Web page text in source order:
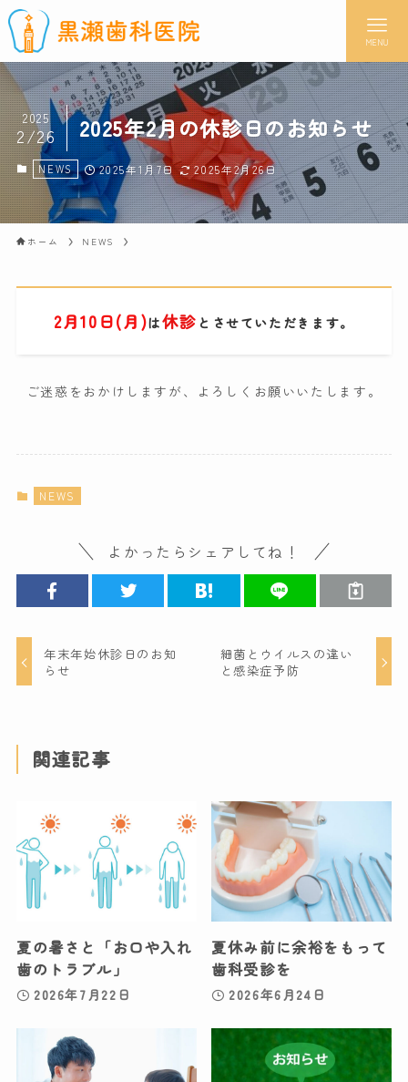
MENU
2025年2月の休診日のお知らせ
2025
2/26
NEWS 2025年1月7日 2025年2月26日
ホーム NEWS
2月10日(月)は休診 とさせていただきます。
ご迷惑をおかけしますが、よろしくお願いいたします。
NEWS
よかったらシェアしてね！
年末年始休診日のお知
らせ
細菌とウイルスの違い
と感染症予防
関連記事
夏の暑さと「お口や入れ
歯のトラブル」
2026年7月22日
夏休み前に余裕をもって
歯科受診を
2026年6月24日